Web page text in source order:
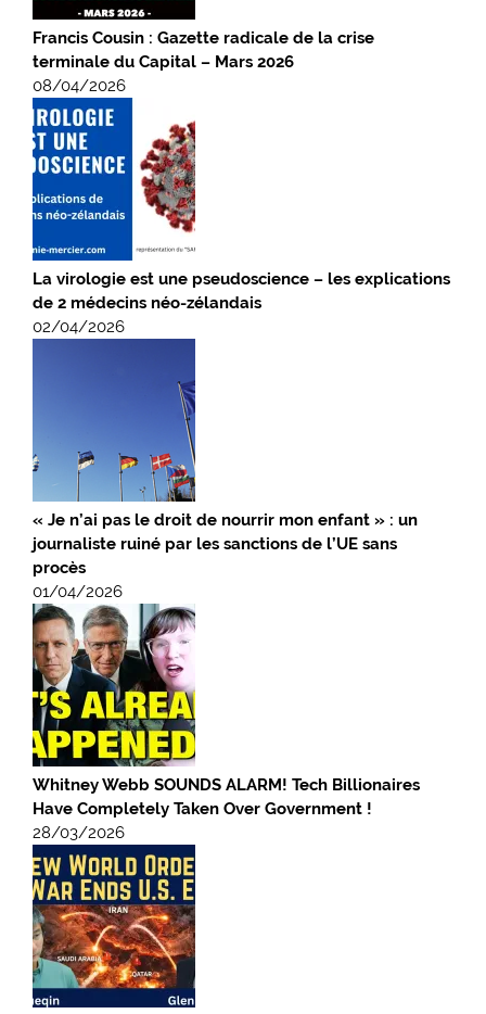
Francis Cousin : Gazette radicale de la crise
terminale du Capital – Mars 2026
08/04/2026
La virologie est une pseudoscience – les explications
de 2 médecins néo-zélandais
02/04/2026
« Je n’ai pas le droit de nourrir mon enfant » : un
journaliste ruiné par les sanctions de l’UE sans
procès
01/04/2026
Whitney Webb SOUNDS ALARM! Tech Billionaires
Have Completely Taken Over Government !
28/03/2026